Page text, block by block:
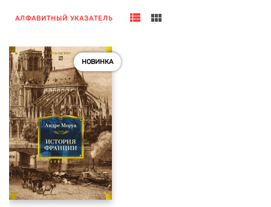
АЛФАВИТНЫЙ УКАЗАТЕЛЬ
НОВИНКА